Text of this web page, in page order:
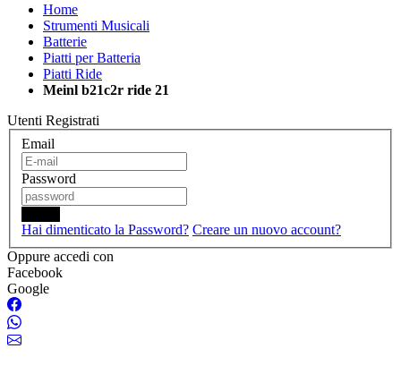
Home
Strumenti Musicali
Batterie
Piatti per Batteria
Piatti Ride
Meinl b21c2r ride 21
Utenti Registrati
Email
Password
Hai dimenticato la Password? Creare un nuovo account?
Oppure accedi con
Facebook
Google